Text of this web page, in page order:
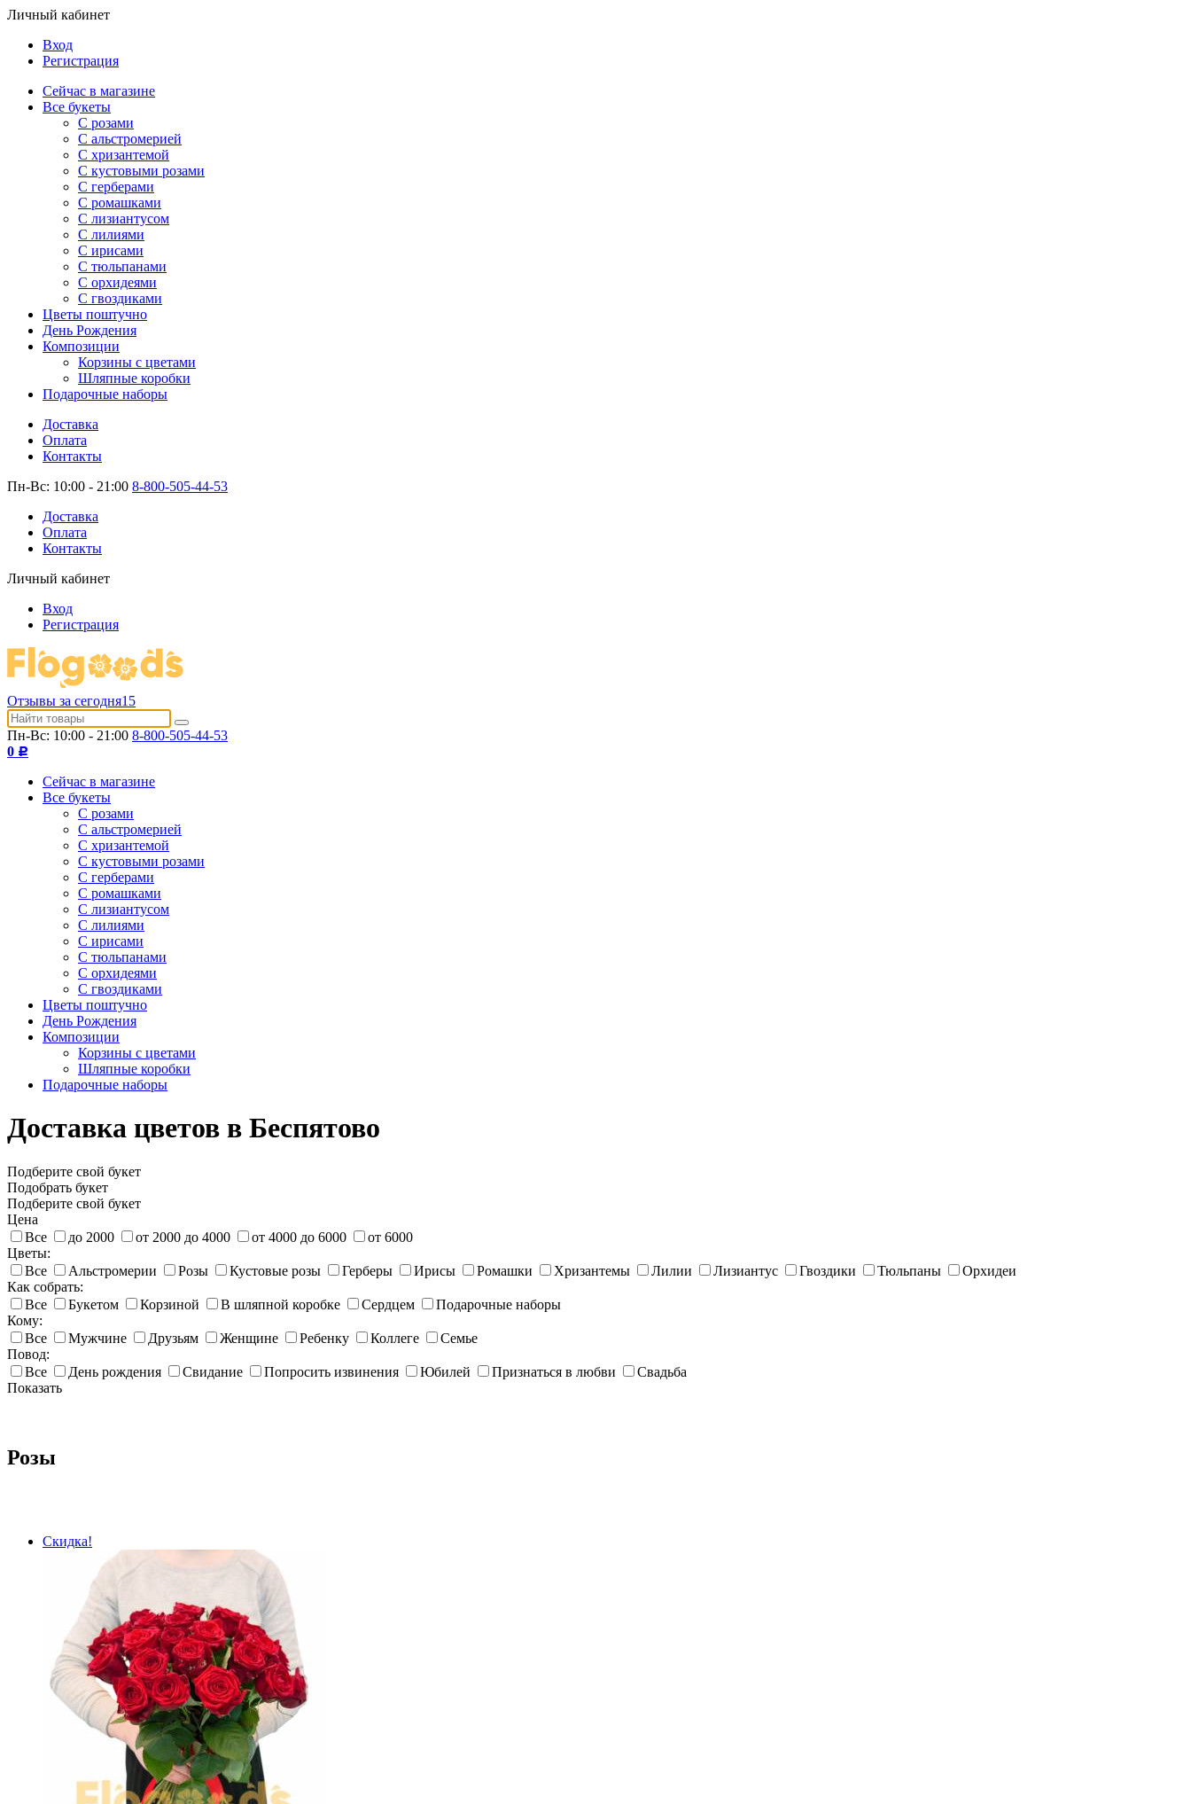
Личный кабинет
Вход
Регистрация
Сейчас в магазине
Все букеты
C розами
С альстромерией
С хризантемой
С кустовыми розами
С герберами
С ромашками
С лизиантусом
С лилиями
С ирисами
С тюльпанами
С орхидеями
С гвоздиками
Цветы поштучно
День Рождения
Композиции
Корзины с цветами
Шляпные коробки
Подарочные наборы
Доставка
Оплата
Контакты
Пн-Вс: 10:00 - 21:00 8-800-505-44-53
Доставка
Оплата
Контакты
Личный кабинет
Вход
Регистрация
Отзывы за сегодня15
Пн-Вс: 10:00 - 21:00 8-800-505-44-53
0 Р
Сейчас в магазине
Все букеты
C розами
С альстромерией
С хризантемой
С кустовыми розами
С герберами
С ромашками
С лизиантусом
С лилиями
С ирисами
С тюльпанами
С орхидеями
С гвоздиками
Цветы поштучно
День Рождения
Композиции
Корзины с цветами
Шляпные коробки
Подарочные наборы
Доставка цветов в Беспятово
Подберите свой букет
Подобрать букет
Подберите свой букет
Цена
Все
до 2000 от 2000 до 4000 от 4000 до 6000
от 6000
Цветы:
Все
Альстромерии Розы Кустовые розы Герберы Ирисы Ромашки Хризантемы Лилии Лизиантус Гвоздики Тюльпаны
Орхидеи
Как собрать:
Все
Букетом Корзиной В шляпной коробке Сердцем
Подарочные наборы
Кому:
Все
Мужчине Друзьям Женщине Ребенку Коллеге
Семье
Повод:
Все
День рождения Свидание Попросить извинения Юбилей Признаться в любви
Свадьба
Показать
Розы
Скидка!